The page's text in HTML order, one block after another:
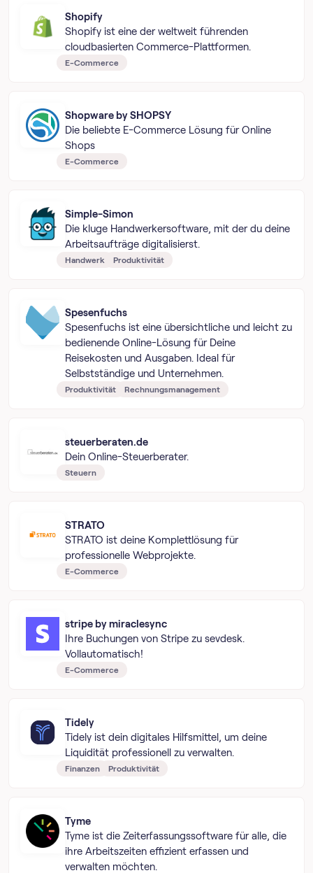
Shopify
Shopify ist eine der weltweit führenden
cloudbasierten Commerce-Plattformen.
E-Commerce
Shopware by SHOPSY
Die beliebte E-Commerce Lösung für Online
Shops
E-Commerce
Simple-Simon
Die kluge Handwerkersoftware, mit der du deine
Arbeitsaufträge digitalisierst.
Handwerk Produktivität
Spesenfuchs
Spesenfuchs ist eine übersichtliche und leicht zu
bedienende Online-Lösung für Deine
Reisekosten und Ausgaben. Ideal für
Selbstständige und Unternehmen.
Produktivität Rechnungsmanagement
steuerberaten.de
Dein Online-Steuerberater.
Steuern
STRATO
STRATO ist deine Komplettlösung für
professionelle Webprojekte.
E-Commerce
stripe by miraclesync
Ihre Buchungen von Stripe zu sevdesk.
Vollautomatisch!
E-Commerce
Tidely
Tidely ist dein digitales Hilfsmittel, um deine
Liquidität professionell zu verwalten.
Finanzen Produktivität
Tyme
Tyme ist die Zeiterfassungssoftware für alle, die
ihre Arbeitszeiten effizient erfassen und
verwalten möchten.